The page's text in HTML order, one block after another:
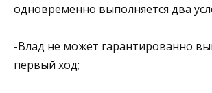
одновременно выполняется два
-Влад не может гарантированно
первый ход;